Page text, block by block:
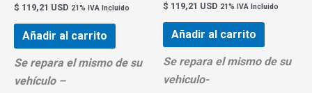
$ 119,21 USD 21% IVA Incluido
Añadir al carrito
Se repara el mismo de su
vehículo –
$ 119,21 USD 21% IVA Incluido
Añadir al carrito
Se repara el mismo de su
vehiculo-